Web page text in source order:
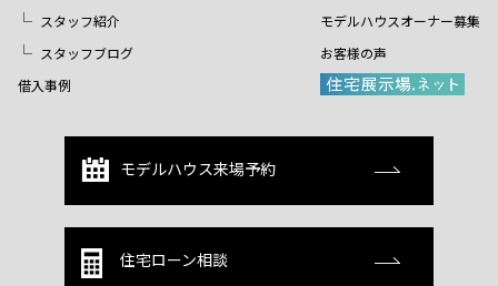
スタッフ紹介
スタッフブログ
借入事例
モデルハウスオーナー募集
お客様の声
モデルハウス来場予約
住宅ローン相談